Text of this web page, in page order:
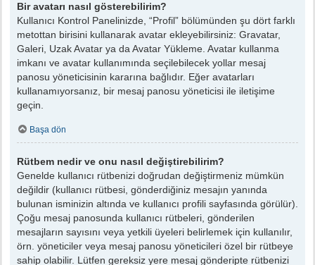
Bir avatarı nasıl gösterebilirim?
Kullanıcı Kontrol Panelinizde, “Profil” bölümünden şu dört farklı
metottan birisini kullanarak avatar ekleyebilirsiniz: Gravatar,
Galeri, Uzak Avatar ya da Avatar Yükleme. Avatar kullanma
imkanı ve avatar kullanımında seçilebilecek yollar mesaj
panosu yöneticisinin kararına bağlıdır. Eğer avatarları
kullanamıyorsanız, bir mesaj panosu yöneticisi ile iletişime
geçin.
Başa dön
Rütbem nedir ve onu nasıl değiştirebilirim?
Genelde kullanıcı rütbenizi doğrudan değiştirmeniz mümkün
değildir (kullanıcı rütbesi, gönderdiğiniz mesajın yanında
bulunan isminizin altında ve kullanıcı profili sayfasında görülür).
Çoğu mesaj panosunda kullanıcı rütbeleri, gönderilen
mesajların sayısını veya yetkili üyeleri belirlemek için kullanılır,
örn. yöneticiler veya mesaj panosu yöneticileri özel bir rütbeye
sahip olabilir. Lütfen gereksiz yere mesaj gönderipte rütbenizi